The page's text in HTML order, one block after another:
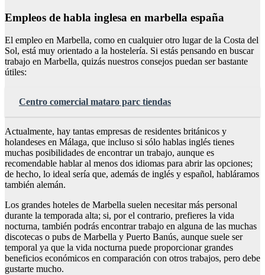
Empleos de habla inglesa en marbella españa
El empleo en Marbella, como en cualquier otro lugar de la Costa del
Sol, está muy orientado a la hostelería. Si estás pensando en buscar
trabajo en Marbella, quizás nuestros consejos puedan ser bastante
útiles:
Centro comercial mataro parc tiendas
Actualmente, hay tantas empresas de residentes británicos y
holandeses en Málaga, que incluso si sólo hablas inglés tienes
muchas posibilidades de encontrar un trabajo, aunque es
recomendable hablar al menos dos idiomas para abrir las opciones;
de hecho, lo ideal sería que, además de inglés y español, habláramos
también alemán.
Los grandes hoteles de Marbella suelen necesitar más personal
durante la temporada alta; si, por el contrario, prefieres la vida
nocturna, también podrás encontrar trabajo en alguna de las muchas
discotecas o pubs de Marbella y Puerto Banús, aunque suele ser
temporal ya que la vida nocturna puede proporcionar grandes
beneficios económicos en comparación con otros trabajos, pero debe
gustarte mucho.